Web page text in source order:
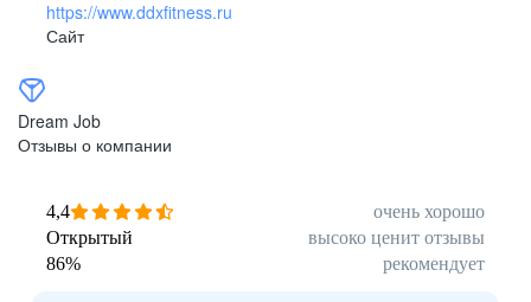
https://www.ddxfitness.ru
Сайт
Dream Job
Отзывы о компании
4,4
очень хорошо
Открытый
высоко ценит отзывы
86% рекомендует